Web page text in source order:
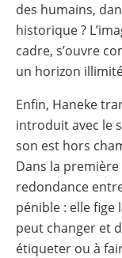
des humains,
historique ?
cadre, s’ouvre
un horizon
Enfin, Haneke
introduit avec le
son est hors
Dans la première
redondance
pénible : elle fige
peut changer et
étiqueter ou à